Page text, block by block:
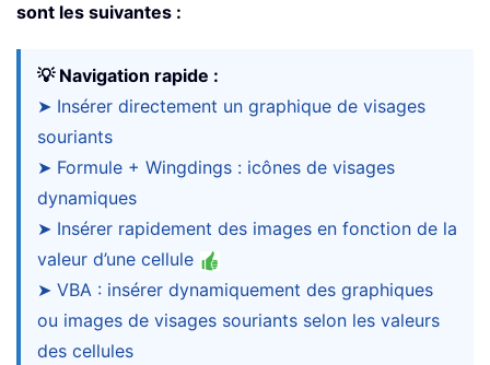
sont les suivantes :
💡 Navigation rapide :
➤ Insérer directement un graphique de visages
souriants
➤ Formule + Wingdings : icônes de visages
dynamiques
➤ Insérer rapidement des images en fonction de la
valeur d’une cellule
➤ VBA : insérer dynamiquement des graphiques
ou images de visages souriants selon les valeurs
des cellules